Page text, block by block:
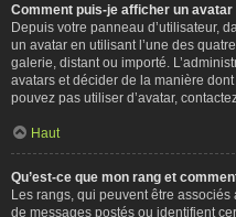
Comment puis-je afficher un avatar
Depuis votre panneau d’utilisateur,
un avatar en utilisant l’une des
galerie, distant ou importé.
avatars et décider de la manière
pouvez pas utiliser d’avatar,
Haut
Qu’est-ce que mon rang et
Les rangs, qui peuvent être
de messages postés ou identifient